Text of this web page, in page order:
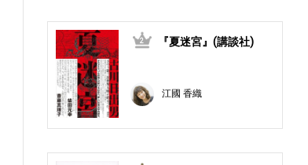
2 『夏迷宮』(講談社)
江國 香織